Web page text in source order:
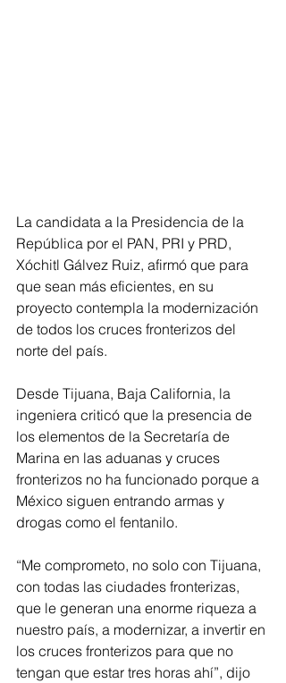
La candidata a la Presidencia de la
República por el PAN, PRI y PRD,
Xóchitl Gálvez Ruiz, afirmó que para
que sean más eficientes, en su
proyecto contempla la modernización
de todos los cruces fronterizos del
norte del país.
Desde Tijuana, Baja California, la
ingeniera criticó que la presencia de
los elementos de la Secretaría de
Marina en las aduanas y cruces
fronterizos no ha funcionado porque a
México siguen entrando armas y
drogas como el fentanilo.
“Me comprometo, no solo con Tijuana,
con todas las ciudades fronterizas,
que le generan una enorme riqueza a
nuestro país, a modernizar, a invertir en
los cruces fronterizos para que no
tengan que estar tres horas ahí”, dijo